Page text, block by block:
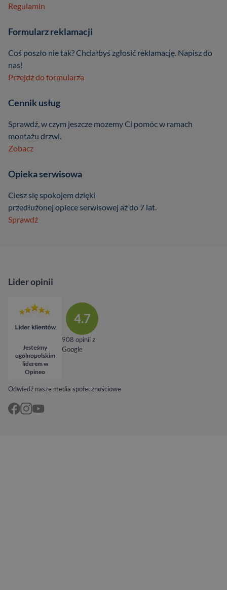
Regulamin
Formularz reklamacji
Coś poszło nie tak? Chciałbyś zgłosić reklamację. Napisz do
nas!
Przejdź do formularza
Cennik usług
Sprawdź, w czym jeszcze mozemy Ci pomóc w ramach
montażu drzwi.
Zobacz
Opieka serwisowa
Ciesz się spokojem dzięki
przedłużonej opiece serwisowej aż do 7 lat.
Sprawdź
Odwiedź nasze media społecznościowe
Lider opinii
Jesteśmy
ogólnopolskim
liderem w
Opineo
4.7
908 opinii z
Google